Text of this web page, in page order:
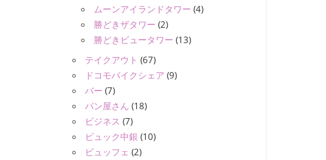
ムーンアイランドタワー (4)
勝どきザタワー (2)
勝どきビュータワー (13)
テイクアウト (67)
ドコモバイクシェア (9)
バー (7)
パン屋さん (18)
ビジネス (7)
ビュック中銀 (10)
ビュッフェ (2)